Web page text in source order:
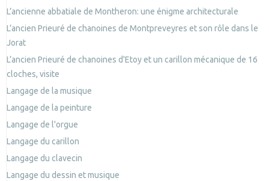
L’ancienne abbatiale de Montheron: une énigme architecturale
L’ancien Prieuré de chanoines de Montpreveyres et son rôle dans le
Jorat
L’ancien Prieuré de chanoines d'Etoy et un carillon mécanique de 16
cloches, visite
Langage de la musique
Langage de la peinture
Langage de l'orgue
Langage du carillon
Langage du clavecin
Langage du dessin et musique